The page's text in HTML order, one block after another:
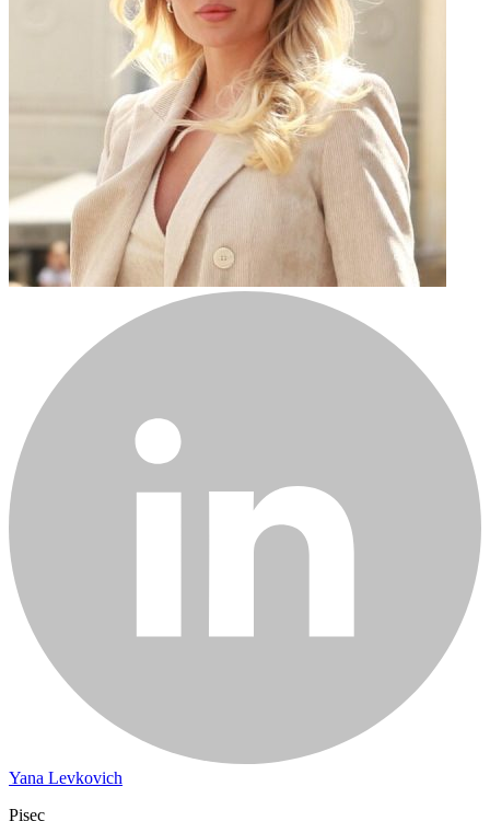
Yana Levkovich
Pisec